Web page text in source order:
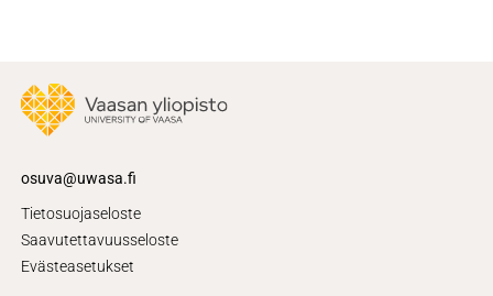
osuva@uwasa.fi
Tietosuojaseloste
Saavutettavuusseloste
Evästeasetukset